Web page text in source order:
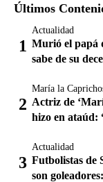
Últimos
Actualidad
Murió el papá
sabe de su
María la
Actriz de
hizo en ataúd:
Actualidad
Futbolistas de
son